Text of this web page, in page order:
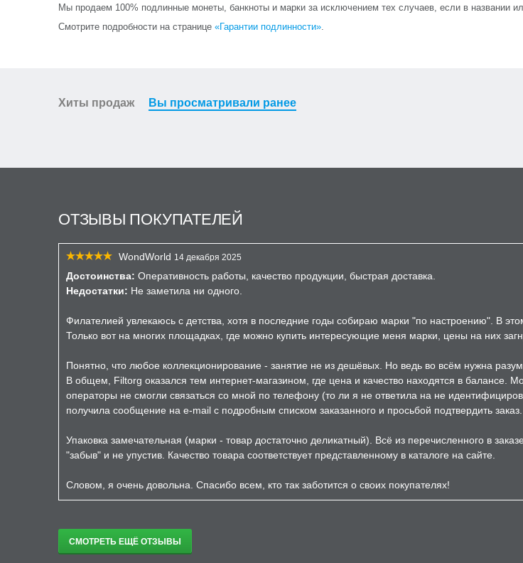
Мы продаем 100% подлинные монеты, банкноты и марки за исключением тех случаев, если в названии
Смотрите подробности на странице «Гарантии подлинности».
Хиты продаж Вы просматривали ранее
ОТЗЫВЫ ПОКУПАТЕЛЕЙ
WondWorld 14 декабря 2025
Достоинства: Оперативность работы, качество продукции, быстрая доставка.
Недостатки: Не заметила ни одного.
Филателией увлекаюсь с детства, хотя в последние годы собираю марки "по настроению". В
Только вот на многих площадках, где можно купить интересующие меня марки, цены на них
Понятно, что любое коллекционирование - занятие не из дешёвых. Но ведь во всём нужна
В общем, Filtorg оказался тем интернет-магазином, где цена и качество находятся в балансе.
операторы не смогли связаться со мной по телефону (то ли я не ответила на не
получила сообщение на e-mail с подробным списком заказанного и просьбой подтвердить
Упаковка замечательная (марки - товар достаточно деликатный). Всё из перечисленного в
"забыв" и не упустив. Качество товара соответствует представленному в каталоге на сайте.
Словом, я очень довольна. Спасибо всем, кто так заботится о своих покупателях!
СМОТРЕТЬ ЕЩЁ ОТЗЫВЫ